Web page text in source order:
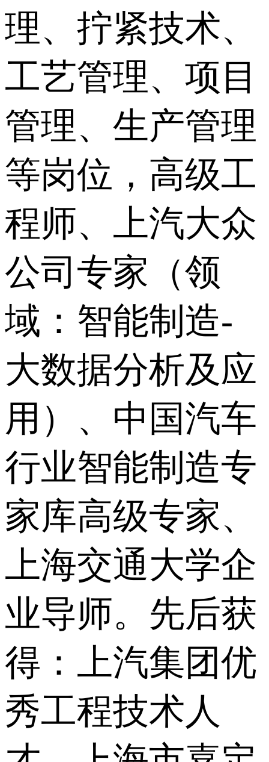
理、拧紧技术、
工艺管理、项目
管理、生产管理
等岗位，高级工
程师、上汽大众
公司专家（领
域：智能制造-
大数据分析及应
用）、中国汽车
行业智能制造专
家库高级专家、
上海交通大学企
业导师。先后获
得：上汽集团优
秀工程技术人